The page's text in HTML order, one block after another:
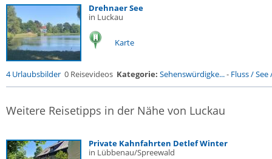
Drehnaer See
in Luckau
Karte
4 Urlaubsbilder 0 Reisevideos Kategorie: Sehenswürdigke...- Fluss / See
Weitere Reisetipps in der Nähe von Luckau
Private Kahnfahrten Detlef Winter
in Lübbenau/Spreewald